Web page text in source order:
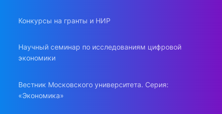
Конкурсы на гранты и НИР
Научный семинар по исследованиям цифровой
экономики
Вестник Московского университета. Серия:
«Экономика»